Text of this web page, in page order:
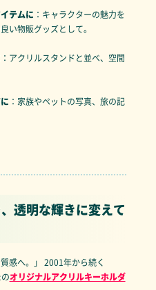
テムに ：キャラクターの魅力を
い物販グッズとして。
：アクリルスタンドと並べ、空間
：家族やペットの写真、旅の記
透明な輝きに変えて
感へ。」 2001年から続く
オリジナルアクリルキーホルダ